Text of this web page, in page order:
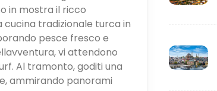
in mostra il ricco
cucina tradizionale turca in
pesce fresco e
vi attendono
Al tramonto, goditi una
ammirando panorami